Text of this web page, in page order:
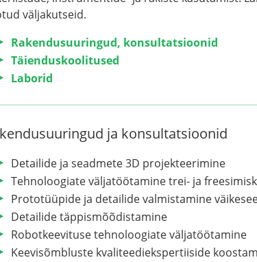
väljakutseid.
Rakendusuuringud, konsultatsioonid
Täienduskoolitused
Laborid
ja konsultatsioonid
Detailide ja seadmete 3D projekteerimine
Tehnoloogiate väljatöötamine trei- ja
Prototüüpide ja detailide valmistamine
Detailide täppismõõdistamine
Robotkeevituse tehnoloogiate väljatöötamine
Keevisõmbluste kvaliteediekspertiiside